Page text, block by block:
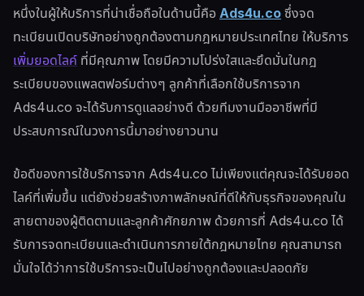
หนึ่งในผู้ให้บริการที่น่าเชื่อถือในด้านนี้คือAds4u.coซึ่งจด
ทะเบียนเปิดบริษัทอย่างถูกต้องตามกฎหมายประเทศไทย ให้บริการ
เพิ่มยอดไลค์ ที่มีคุณภาพ โดยมีความโปร่งใสและยึดมั่นในกฎ
ระเบียบของแพลตฟอร์มต่างๆ ลูกค้าที่เลือกใช้บริการจาก
Ads4u.co จะได้รับการดูแลอย่างดี ด้วยทีมงานมืออาชีพที่มี
ประสบการณ์ในวงการนี้มาอย่างยาวนาน
ข้อดีของการใช้บริการจาก Ads4u.co ไม่เพียงแต่คุณจะได้รับยอด
ไลค์ที่เพิ่มขึ้น แต่ยังช่วยสร้างภาพลักษณ์ที่ดีให้กับธุรกิจของคุณใน
สายตาของผู้ติดตามและลูกค้าศักยภาพ ด้วยการที่ Ads4u.co ได้
รับการจดทะเบียนและดำเนินการภายใต้กฎหมายไทย คุณสามารถ
มั่นใจได้ว่าการใช้บริการจะเป็นไปอย่างถูกต้องและปลอดภัย